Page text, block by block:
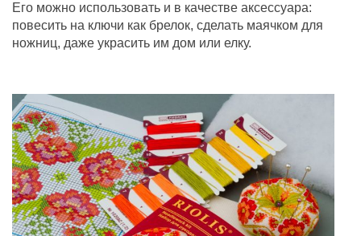
Его можно использовать и в качестве аксессуара:
повесить на ключи как брелок, сделать маячком для
ножниц, даже украсить им дом или елку.